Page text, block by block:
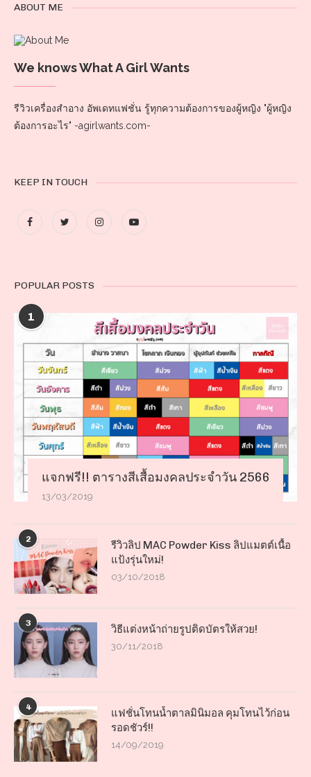
ABOUT ME
We knows What A Girl Wants
รีวิวเครื่องสำอาง อัพเดทแฟชั่น รู้ทุกความต้องการของผู้หญิง "ผู้หญิง
ต้องการอะไร" -agirlwants.com-
KEEP IN TOUCH
POPULAR POSTS
1
แจกฟรี!! ตารางสีเสื้อมงคลประจำวัน 2566
13/03/2019
2
รีวิวลิป MAC Powder Kiss ลิปแมตต์เนื้อ
แป้งรุ่นใหม่!
03/10/2018
3 วิธีแต่งหน้าถ่ายรูปติดบัตรให้สวย!
30/11/2018
4
แฟชั่นโทนน้ำตาลมินิมอล คุมโทนไว้ก่อน
รอดชัวร์!!
14/09/2019